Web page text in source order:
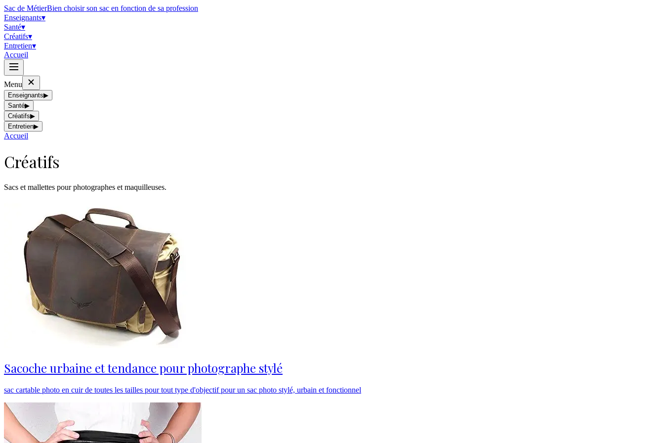
Sac de MétierBien choisir son sac en fonction de sa profession
Enseignants▾
Santé▾
Créatifs▾
Entretien▾
Accueil
Menu
Enseignants▶
Santé▶
Créatifs▶
Entretien▶
Accueil
Créatifs
Sacs et mallettes pour photographes et maquilleuses.
Sacoche urbaine et tendance pour photographe stylé
sac cartable photo en cuir de toutes les tailles pour tout type d'objectif pour un sac photo stylé, urbain et fonctionnel